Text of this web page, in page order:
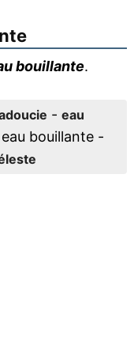
bouillante.
- eau
bouillante -